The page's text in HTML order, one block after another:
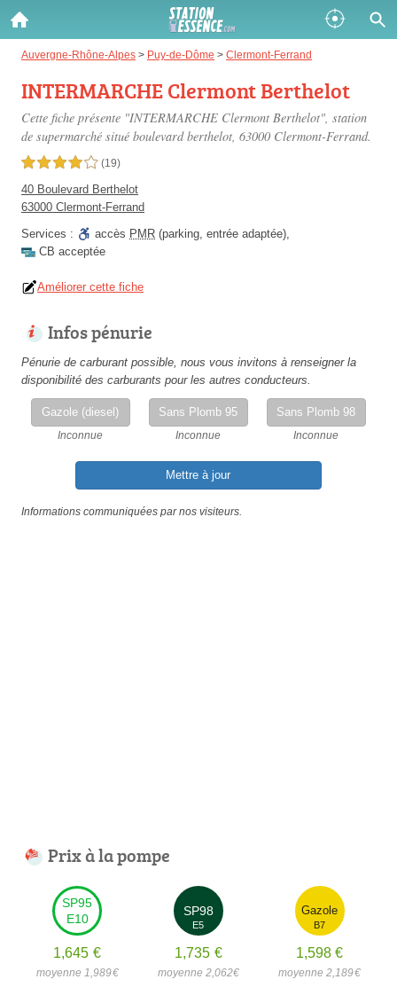
Auvergne-Rhône-Alpes > Puy-de-Dôme > Clermont-Ferrand
INTERMARCHE Clermont Berthelot
Cette fiche présente "INTERMARCHE Clermont Berthelot", station
de supermarché situé boulevard berthelot, 63000 Clermont-Ferrand.
4,0 étoiles sur 5 (19)
40 Boulevard Berthelot
63000 Clermont-Ferrand
Services :
accès PMR (parking, entrée adaptée),
CB acceptée
Améliorer cette fiche
Infos pénurie
Pénurie de carburant possible, nous vous invitons à renseigner la
disponibilité des carburants pour les autres conducteurs.
Gazole (diesel)
Inconnue
Sans Plomb 95
Inconnue
Sans Plomb 98
Inconnue
Mettre à jour
Informations communiquées par nos visiteurs.
Prix à la pompe
SP95
E10
1,645 €
moyenne 1,989€
SP98
E5
1,735 €
moyenne 2,062€
Gazole
B7
1,598 €
moyenne 2,189€
Gazole :
Disponible Épuisé
SP 98 :
Disponible
SP 95 :
Disponible Épuisé